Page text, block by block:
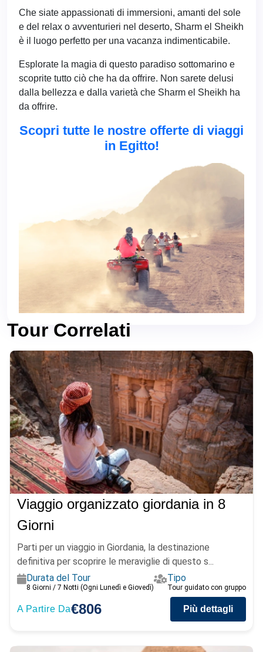
Che siate appassionati di immersioni, amanti del sole
e del relax o avventurieri nel deserto, Sharm el Sheikh
è il luogo perfetto per una vacanza indimenticabile.
Esplorate la magia di questo paradiso sottomarino e
scoprite tutto ciò che ha da offrire. Non sarete delusi
dalla bellezza e dalla varietà che Sharm el Sheikh ha
da offrire.
Scopri tutte le nostre offerte di viaggi
in Egitto!
Tour Correlati
Viaggio organizzato giordania in 8
Giorni
Parti per un viaggio in Giordania, la destinazione
definitiva per scoprire le meraviglie di questo s...
Durata del Tour
8 Giorni / 7 Notti (Ogni Lunedì e Giovedì)
Tipo
Tour guidato con gruppo
A Partire Da€806 Più dettagli